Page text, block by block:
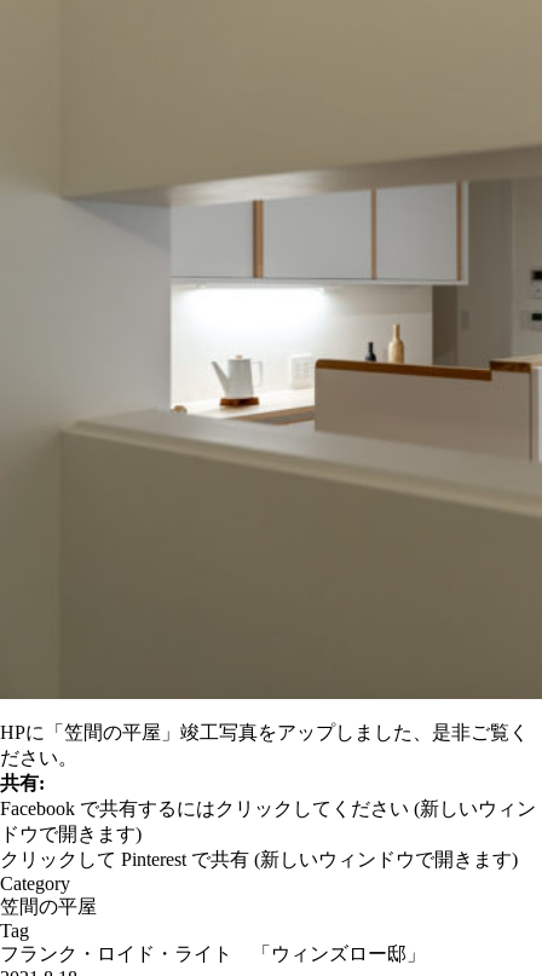
HPに「笠間の平屋」 竣工写真をアップしました、是非ご覧く
ださい。
共有:
Facebook で共有するにはクリックしてください (新しいウィン
ドウで開きます)
クリックして Pinterest で共有 (新しいウィンドウで開きます)
Category
笠間の平屋
Tag
フランク・ロイド・ライト 「ウィンズロー邸」